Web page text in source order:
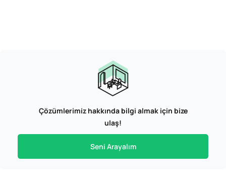
Çözümlerimiz hakkında bilgi almak için bize
ulaş!
Seni Arayalım